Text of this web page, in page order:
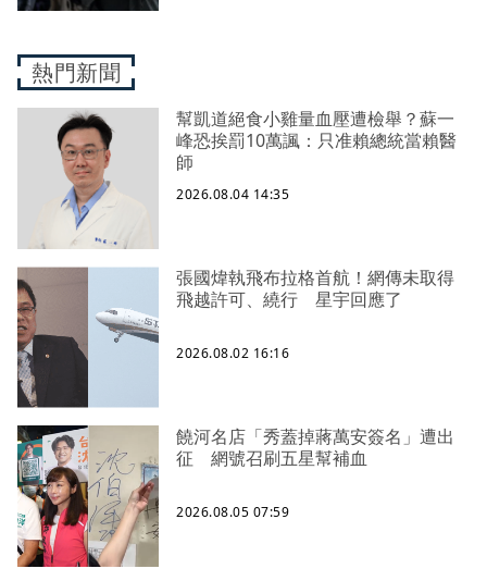
熱門新聞
幫凱道絕食小雞量血壓遭檢舉？蘇一
峰恐挨罰10萬諷：只准賴總統當賴醫
師
2026.08.04 14:35
張國煒執飛布拉格首航！網傳未取得
飛越許可、繞行 星宇回應了
2026.08.02 16:16
饒河名店「秀蓋掉蔣萬安簽名」遭出
征 網號召刷五星幫補血
2026.08.05 07:59